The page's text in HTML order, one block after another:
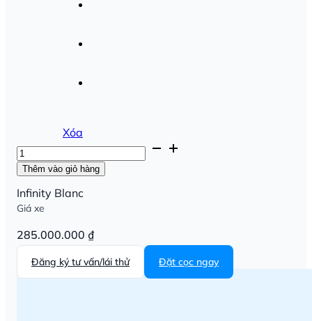
Xóa
VinFast
VF
3
Tiêu
chuẩn
2
số
lượng
Thêm vào giỏ hàng
Infinity Blanc
Giá xe
285.000.000 ₫
Đăng ký tư vấn/lái thử Đặt cọc ngay